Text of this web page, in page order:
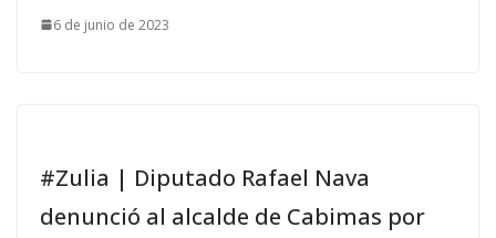
6 de junio de 2023
#Zulia | Diputado Rafael Nava
denunció al alcalde de Cabimas por